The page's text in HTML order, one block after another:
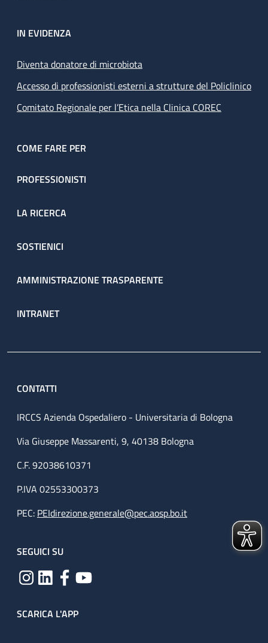
IN EVIDENZA
Diventa donatore di microbiota
Accesso di professionisti esterni a strutture del Policlinico
Comitato Regionale per l’Etica nella Clinica COREC
COME FARE PER
PROFESSIONISTI
LA RICERCA
SOSTIENICI
AMMINISTRAZIONE TRASPARENTE
INTRANET
CONTATTI
IRCCS Azienda Ospedaliero - Universitaria di Bologna
Via Giuseppe Massarenti, 9, 40138 Bologna
C.F. 92038610371
P.IVA 02553300373
PEC: PEIdirezione.generale@pec.aosp.bo.it
SEGUICI SU
SCARICA L'APP